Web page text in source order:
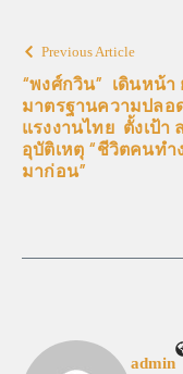
Previous Article
“พงศ์กวิน” เดินหน้า
มาตรฐานความปลอ
แรงงานไทย ตั้งเป้า
อุบัติเหตุ “ชีวิตคนทำ
มาก่อน”
admin